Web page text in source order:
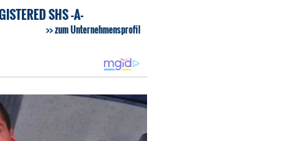
SHS -A-
zum Unternehmensprofil